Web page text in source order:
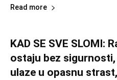
Read more
KAD SE SVE SLOMI:
ostaju bez
ulaze u opasnu